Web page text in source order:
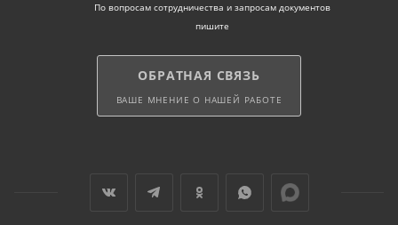
По вопросам сотрудничества и запросам документов
пишите
ОБРАТНАЯ СВЯЗЬ
ВАШЕ МНЕНИЕ О НАШЕЙ РАБОТЕ